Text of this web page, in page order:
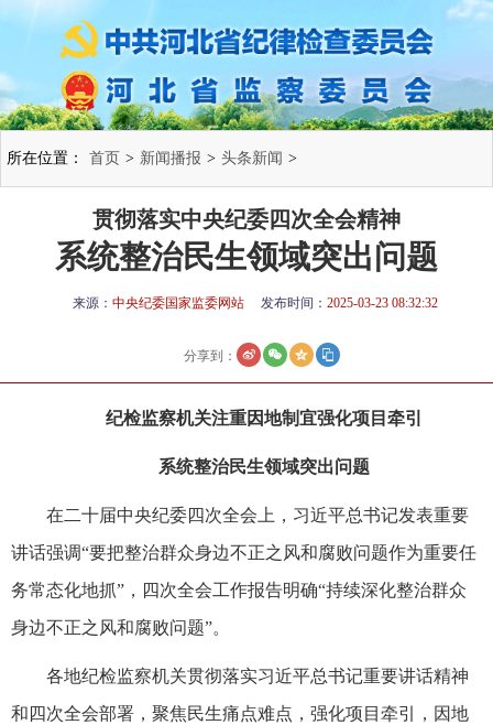
所在位置： 首页 > 新闻播报 > 头条新闻 >
贯彻落实中央纪委四次全会精神
系统整治民生领域突出问题
来源： 中央纪委国家监委网站 发布时间： 2025-03-23 08:32:32
分享到：
纪检监察机关注重因地制宜强化项目牵引
系统整治民生领域突出问题
在二十届中央纪委四次全会上，习近平总书记发表重要
讲话强调“要把整治群众身边不正之风和腐败问题作为重要任
务常态化地抓”，四次全会工作报告明确“持续深化整治群众
身边不正之风和腐败问题”。
各地纪检监察机关贯彻落实习近平总书记重要讲话精神
和四次全会部署，聚焦民生痛点难点，强化项目牵引，因地